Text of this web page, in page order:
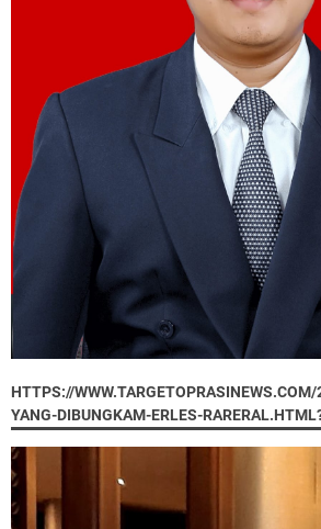
HTTPS://
YANG-DIBUNGKAM-ERLES-